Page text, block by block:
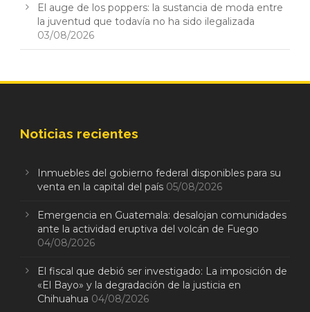
El auge de los poppers: la sustancia de moda entre
la juventud que todavía no ha sido ilegalizada
03/08/2026
Noticias recientes
Inmuebles del gobierno federal disponibles para su
venta en la capital del país 05/08/2026
Emergencia en Guatemala: desalojan comunidades
ante la actividad eruptiva del volcán de Fuego
04/08/2026
El fiscal que debió ser investigado: La imposición de
«El Bayo» y la degradación de la justicia en
Chihuahua 04/08/2026